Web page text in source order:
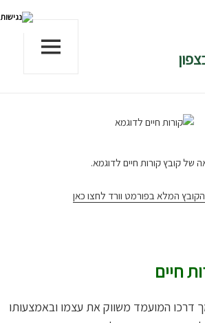
של קובץ קורות חיים לדוגמא.
המלא בפורמט וורד לחצו כאן
חיים
דרכו המועמד משווק את עצמו ובאמצעותו